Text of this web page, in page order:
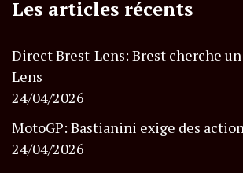
Les articles récents
Direct Brest-Lens: Brest cherche un
Lens
24/04/2026
MotoGP: Bastianini exige des
24/04/2026